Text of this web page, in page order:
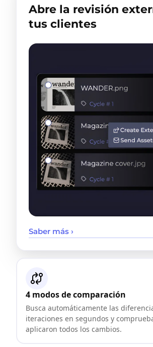
Abre la revisión
tus clientes
Saber más ›
4 modos de comparación
Busca automáticamente las
iteraciones en segundos y
aplicaron todos los cambios.